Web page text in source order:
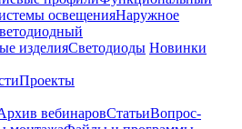
освещенияНаружное
изделияСветодиоды Новинки
Проекты
вебинаровСтатьиВопрос-